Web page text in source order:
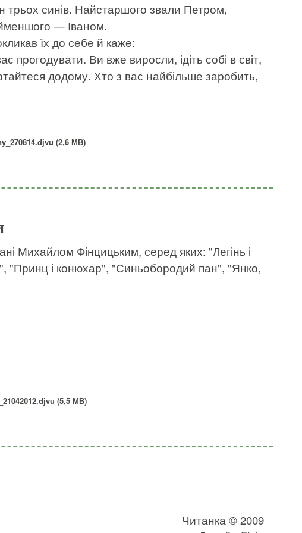
трьох синів. Найстаршого звали Петром,
— Іваном.
їх до себе й каже:
прогодувати. Ви вже виросли, ідіть собі в світ,
додому. Хто з вас найбільше заробить,
(2,6 МВ)
Михайлом Фінцицьким, серед яких: "Легінь і
"Принц і конюхар", "Синьобородий пан", "Янко,
(5,5 МВ)
Читанка © 2009